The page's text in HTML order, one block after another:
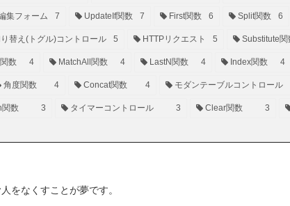
集フォーム 7 UpdateIf関数 7 First関数 6 Split関数 6
替え(トグル)コントロール 5 HTTPリクエスト 5 Substitute関
数 4 MatchAll関数 4 LastN関数 4 Index関数 4
角度関数 4 Concat関数 4 モダンテーブルコントロール
数 3 タイマーコントロール 3 Clear関数 3
をなくすことが夢です。